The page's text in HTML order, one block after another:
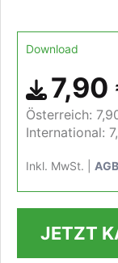
Download
7,90
Österreich:
International:
Inkl. MwSt. | AGB
JETZT